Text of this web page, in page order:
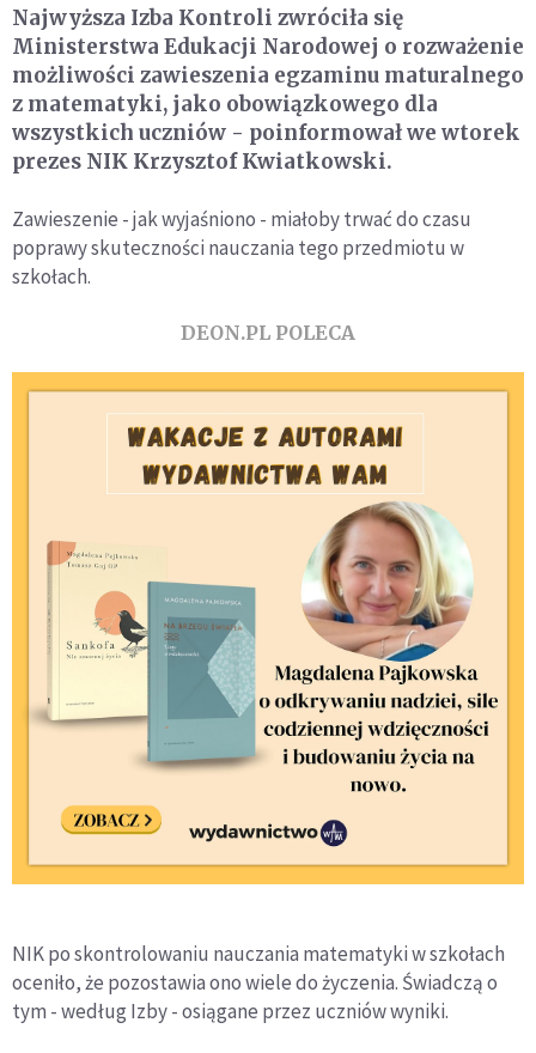
Najwyższa Izba Kontroli zwróciła się
Ministerstwa Edukacji Narodowej o rozważenie
możliwości zawieszenia egzaminu maturalnego
z matematyki, jako obowiązkowego dla
wszystkich uczniów - poinformował we wtorek
prezes NIK Krzysztof Kwiatkowski.
Zawieszenie - jak wyjaśniono - miałoby trwać do czasu
poprawy skuteczności nauczania tego przedmiotu w
szkołach.
DEON.PL POLECA
NIK po skontrolowaniu nauczania matematyki w szkołach
oceniło, że pozostawia ono wiele do życzenia. Świadczą o
tym - według Izby - osiągane przez uczniów wyniki.